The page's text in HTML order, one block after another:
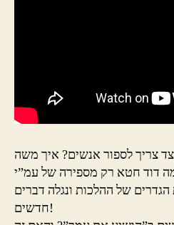
צריך לספור אנשים? איך משה
של ההלכות ונגלה דברים
חדשים!